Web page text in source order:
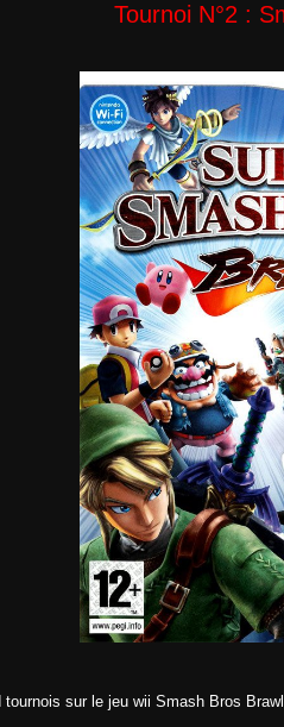
Tournoi N°2 :
tournois sur le jeu wii Smash Bros